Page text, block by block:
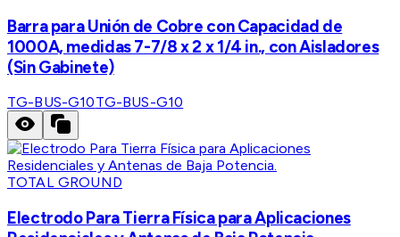
Barra para Unión de Cobre con Capacidad de
1000A, medidas 7-7/8 x 2 x 1/4 in., con Aisladores
(Sin Gabinete)
TG-BUS-G10TG-BUS-G10
TOTAL GROUND
Electrodo Para Tierra Física para Aplicaciones